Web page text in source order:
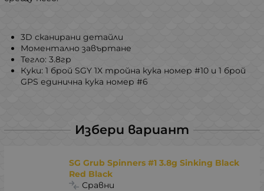
3D сканирани детайли
Моментално завъртане
Тегло: 3.8гр
Куки: 1 брой SGY 1X тройна кука номер #10 и 1 брой
GPS единична кука номер #6
Избери вариант
SG Grub Spinners #1 3.8g Sinking Black
Red Black
Сравни